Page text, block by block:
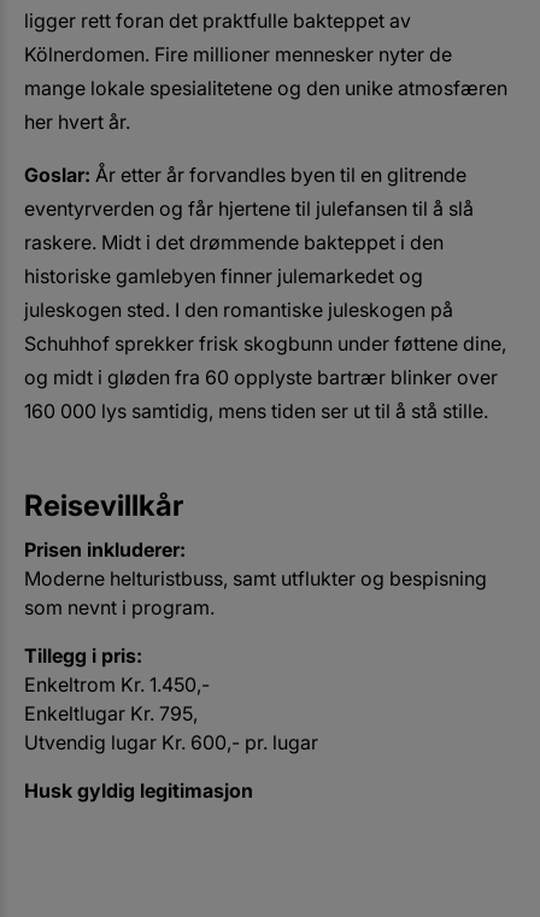
ligger rett foran det praktfulle bakteppet av
Kölnerdomen. Fire millioner mennesker nyter de
mange lokale spesialitetene og den unike atmosfæren
her hvert år.
Goslar: År etter år forvandles byen til en glitrende
eventyrverden og får hjertene til julefansen til å slå
raskere. Midt i det drømmende bakteppet i den
historiske gamlebyen finner julemarkedet og
juleskogen sted. I den romantiske juleskogen på
Schuhhof sprekker frisk skogbunn under føttene dine,
og midt i gløden fra 60 opplyste bartrær blinker over
160 000 lys samtidig, mens tiden ser ut til å stå stille.
Reisevillkår
Prisen inkluderer:
Moderne helturistbuss, samt utflukter og bespisning
som nevnt i program.
Tillegg i pris:
Enkeltrom Kr. 1.450,-
Enkeltlugar Kr. 795,
Utvendig lugar Kr. 600,- pr. lugar
Husk gyldig legitimasjon